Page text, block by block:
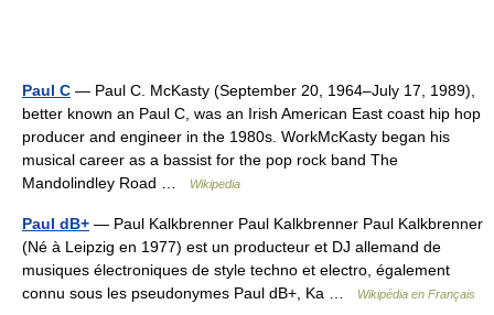
Paul C — Paul C. McKasty (September 20, 1964–July 17, 1989),
better known an Paul C, was an Irish American East coast hip hop
producer and engineer in the 1980s. WorkMcKasty began his
musical career as a bassist for the pop rock band The
Mandolindley Road …
Wikipedia
Paul dB+ — Paul Kalkbrenner Paul Kalkbrenner Paul Kalkbrenner
(Né à Leipzig en 1977) est un producteur et DJ allemand de
musiques électroniques de style techno et electro, également
connu sous les pseudonymes Paul dB+, Ka …
Wikipédia en Français